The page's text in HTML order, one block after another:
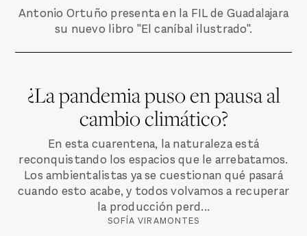
Antonio Ortuño presenta en la FIL de Guadalajara
su nuevo libro "El caníbal ilustrado".
¿La pandemia puso en pausa al
cambio climático?
En esta cuarentena, la naturaleza está
reconquistando los espacios que le arrebatamos.
Los ambientalistas ya se cuestionan qué pasará
cuando esto acabe, y todos volvamos a recuperar
la producción perd...
SOFÍA VIRAMONTES